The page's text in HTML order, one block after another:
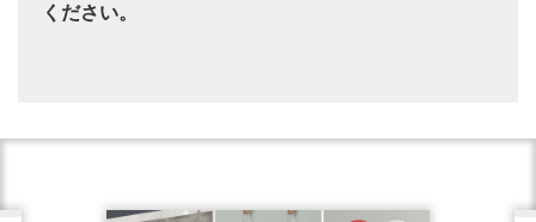
ください。